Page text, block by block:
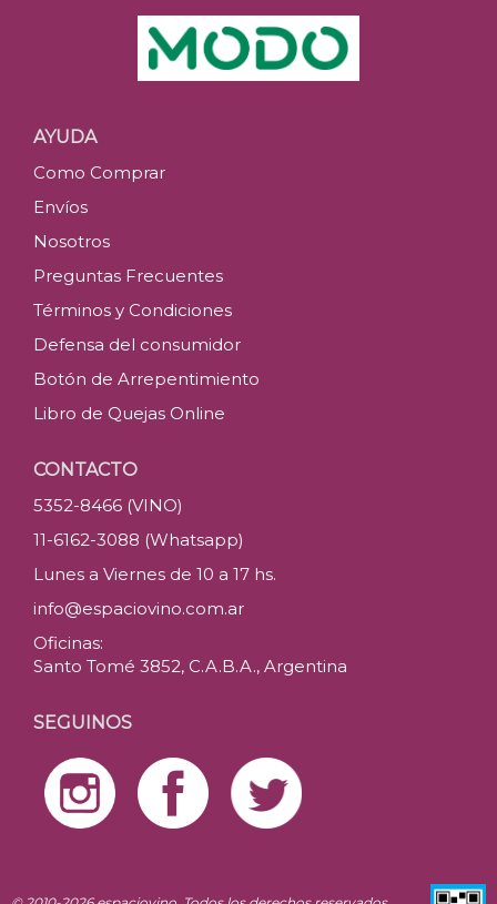
AYUDA
Como Comprar
Envíos
Nosotros
Preguntas Frecuentes
Términos y Condiciones
Defensa del consumidor
Botón de Arrepentimiento
Libro de Quejas Online
CONTACTO
5352-8466 (VINO)
11-6162-3088 (Whatsapp)
Lunes a Viernes de 10 a 17 hs.
info@espaciovino.com.ar
Oficinas:
Santo Tomé 3852, C.A.B.A., Argentina
SEGUINOS